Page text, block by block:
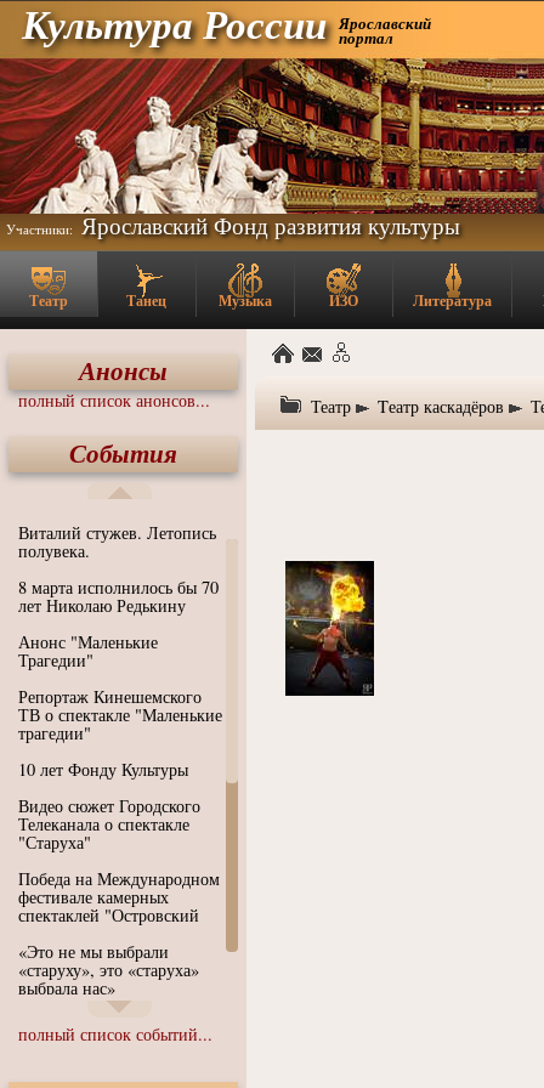
Культура России Ярославский
портал
Участники: Ярославский Фонд развития культуры
Театр Танец Музыка ИЗО Литература
Анонсы
полный список анонсов...
События
Виталий стужев. Летопись
полувека.
8 марта исполнилось бы 70
лет Николаю Редькину
Анонс "Маленькие
Трагедии"
Репортаж Кинешемского
ТВ о спектакле "Маленькие
трагедии"
10 лет Фонду Культуры
Видео сюжет Городского
Телеканала о спектакле
"Старуха"
Победа на Международном
фестивале камерных
спектаклей "Островский
«Это не мы выбрали
«старуху», это «старуха»
выбрала нас»
Иммерсивный спектакль
"Язык чистого полета
полный список событий...
Театр Tеатр каскадёров